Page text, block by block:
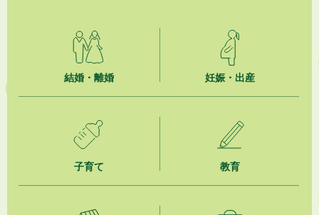
ジュビロ磐田（情報提供・お知らせ）
掛川市広告入り窓口封筒無償提供者募集
【日本DX大賞2026】ポスターセッション最優秀賞を受賞しました！
結婚・離婚 妊娠・出産
子育て 教育